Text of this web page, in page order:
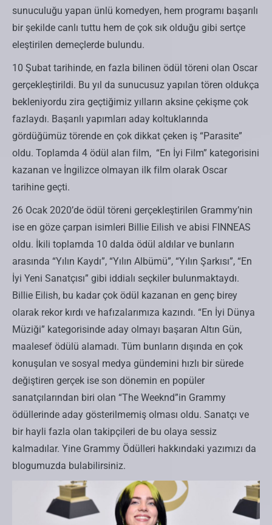
sunuculuğu yapan ünlü komedyen, hem programı başarılı
bir şekilde canlı tuttu hem de çok sık olduğu gibi sertçe
eleştirilen demeçlerde bulundu.
10 Şubat tarihinde, en fazla bilinen ödül töreni olan Oscar
gerçekleştirildi. Bu yıl da sunucusuz yapılan tören oldukça
bekleniyordu zira geçtiğimiz yılların aksine çekişme çok
fazlaydı. Başarılı yapımları aday koltuklarında
gördüğümüz törende en çok dikkat çeken iş “Parasite”
oldu. Toplamda 4 ödül alan film, “En İyi Film” kategorisini
kazanan ve İngilizce olmayan ilk film olarak Oscar
tarihine geçti.
26 Ocak 2020’de ödül töreni gerçekleştirilen Grammy’nin
ise en göze çarpan isimleri Billie Eilish ve abisi FINNEAS
oldu. İkili toplamda 10 dalda ödül aldılar ve bunların
arasında “Yılın Kaydı”, “Yılın Albümü”, “Yılın Şarkısı”, “En
İyi Yeni Sanatçısı” gibi iddialı seçkiler bulunmaktaydı.
Billie Eilish, bu kadar çok ödül kazanan en genç birey
olarak rekor kırdı ve hafızalarımıza kazındı. “En İyi Dünya
Müziği” kategorisinde aday olmayı başaran Altın Gün,
maalesef ödülü alamadı. Tüm bunların dışında en çok
konuşulan ve sosyal medya gündemini hızlı bir sürede
değiştiren gerçek ise son dönemin en popüler
sanatçılarından biri olan “The Weeknd”in Grammy
ödüllerinde aday gösterilmemiş olması oldu. Sanatçı ve
bir hayli fazla olan takipçileri de bu olaya sessiz
kalmadılar. Yine Grammy Ödülleri hakkındaki yazımızı da
blogumuzda bulabilirsiniz.